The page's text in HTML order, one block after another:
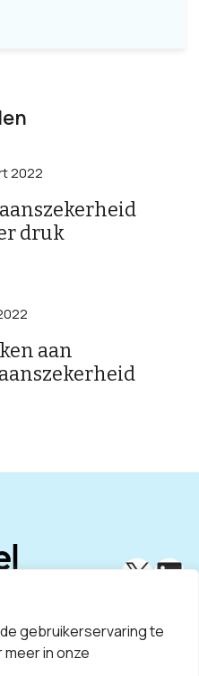
gebruikerservaring te
in onze
druk
2022
aan
X